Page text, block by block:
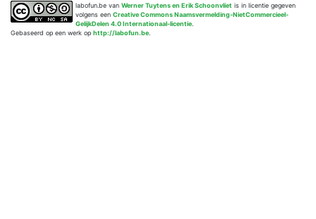
labofun.be van Werner Tuytens en Erik Schoonvliet is in licentie gegeven
volgens een Creative Commons Naamsvermelding-NietCommercieel-
GelijkDelen 4.0 Internationaal-licentie
Gebaseerd op een werk op http://labofun.be